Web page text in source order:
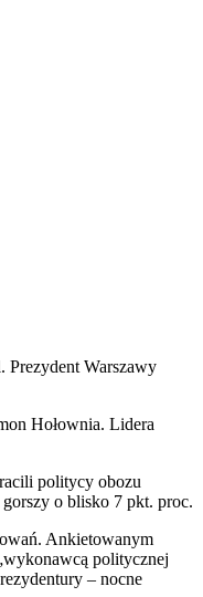
Prezydent Warszawy
Hołownia. Lidera
politycy obozu
o blisko 7 pkt. proc.
Ankietowanym
politycznej
– nocne